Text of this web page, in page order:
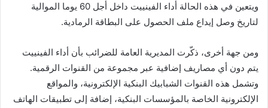
ويتعين في هذه الحالة أداء الفينييت داخل أجل 60 يوما الموالية
لتاريخ وصل إيداع ملف الحصول على البطاقة الرمادية.
ومن جهة أخرى، ذكّرت المديرية العامة للضرائب بأن أداء الفينييت
يتم دون أي مصاريف إضافية عبر مجموعة من القنوات الرقمية.
وتشمل هذه القنوات الشبابيك البنكية الإلكترونية، والمواقع
الإلكترونية الخاصة بالمؤسسات البنكية، إضافة إلى تطبيقات الهاتف